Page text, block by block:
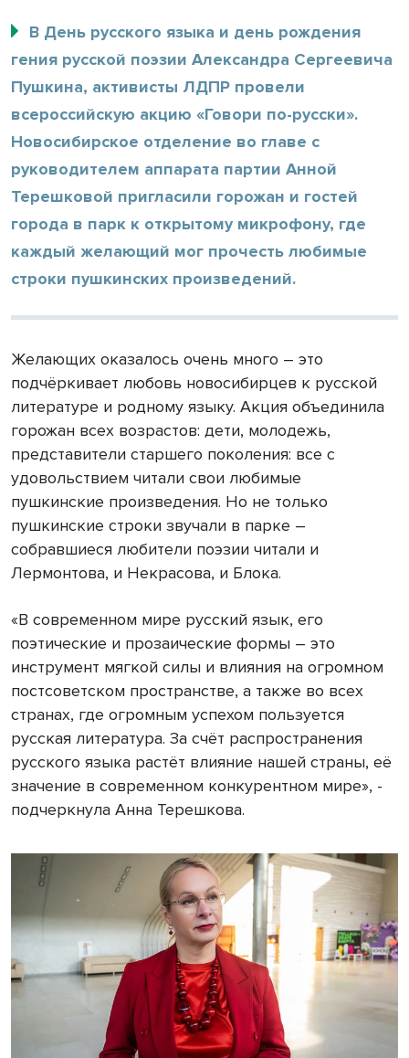
В День русского языка и день рождения
гения русской поэзии Александра Сергеевича
Пушкина, активисты ЛДПР провели
всероссийскую акцию «Говори по-русски».
Новосибирское отделение во главе с
руководителем аппарата партии Анной
Терешковой пригласили горожан и гостей
города в парк к открытому микрофону, где
каждый желающий мог прочесть любимые
строки пушкинских произведений.
Желающих оказалось очень много – это
подчёркивает любовь новосибирцев к русской
литературе и родному языку. Акция объединила
горожан всех возрастов: дети, молодежь,
представители старшего поколения: все с
удовольствием читали свои любимые
пушкинские произведения. Но не только
пушкинские строки звучали в парке –
собравшиеся любители поэзии читали и
Лермонтова, и Некрасова, и Блока.
«В современном мире русский язык, его
поэтические и прозаические формы – это
инструмент мягкой силы и влияния на огромном
постсоветском пространстве, а также во всех
странах, где огромным успехом пользуется
русская литература. За счёт распространения
русского языка растёт влияние нашей страны, еë
значение в современном конкурентном мире», -
подчеркнула Анна Терешкова.